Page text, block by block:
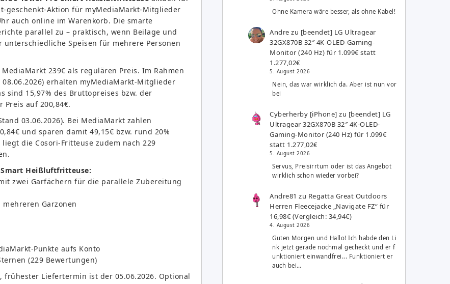
geschenkt-Aktion für myMediaMarkt-Mitglieder
auch online im Warenkorb. Die smarte
parallel zu – praktisch, wenn Beilage und
Speisen für mehrere Personen
239€ als regulären Preis. Im Rahmen
erhalten myMediaMarkt-Mitglieder
sind 15,97% des Bruttopreises bzw. der
auf 200,84€.
03.06.2026). Bei MediaMarkt zahlen
und sparen damit 49,15€ bzw. rund 20%
die Cosori-Fritteuse zudem nach 229
Heißluftfritteuse:
zwei Garfächern für die parallele Zubereitung
Garzonen
Punkte aufs Konto
(229 Bewertungen)
Liefertermin ist der 05.06.2026. Optional
Ohne Kamera wäre besser, als ohne Kabel!
Andre zu [beendet] LG Ultragear
32GX870B 32″ 4K-OLED-Gaming-
Monitor (240 Hz) für 1.099€ statt
1.277,02€
5. August 2026
Nein, das war wirklich da. Aber ist nun vor
bei
Cyberherby [iPhone] zu [beendet] LG
Ultragear 32GX870B 32″ 4K-OLED-
Gaming-Monitor (240 Hz) für 1.099€
statt 1.277,02€
5. August 2026
Servus, Preisirrtum oder ist das Angebot
wirklich schon wieder vorbei?
Andre81 zu Regatta Great Outdoors
Herren Fleecejacke „Navigate FZ“ für
16,98€ (Vergleich: 34,94€)
4. August 2026
Guten Morgen und Hallo! Ich habde den Li
nk jetzt gerade nochmal gecheckt und er f
unktioniert einwandfrei... Funktioniert er
auch bei…